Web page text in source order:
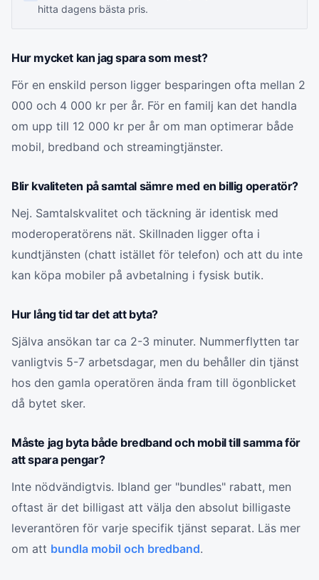
hitta dagens bästa pris.
Hur mycket kan jag spara som mest?
För en enskild person ligger besparingen ofta mellan 2
000 och 4 000 kr per år. För en familj kan det handla
om upp till 12 000 kr per år om man optimerar både
mobil, bredband och streamingtjänster.
Blir kvaliteten på samtal sämre med en billig operatör?
Nej. Samtalskvalitet och täckning är identisk med
moderoperatörens nät. Skillnaden ligger ofta i
kundtjänsten (chatt istället för telefon) och att du inte
kan köpa mobiler på avbetalning i fysisk butik.
Hur lång tid tar det att byta?
Själva ansökan tar ca 2-3 minuter. Nummerflytten tar
vanligtvis 5-7 arbetsdagar, men du behåller din tjänst
hos den gamla operatören ända fram till ögonblicket
då bytet sker.
Måste jag byta både bredband och mobil till samma för
att spara pengar?
Inte nödvändigtvis. Ibland ger "bundles" rabatt, men
oftast är det billigast att välja den absolut billigaste
leverantören för varje specifik tjänst separat. Läs mer
om att bundla mobil och bredband.